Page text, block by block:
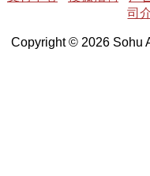
司
Copyright © 2026 Sohu